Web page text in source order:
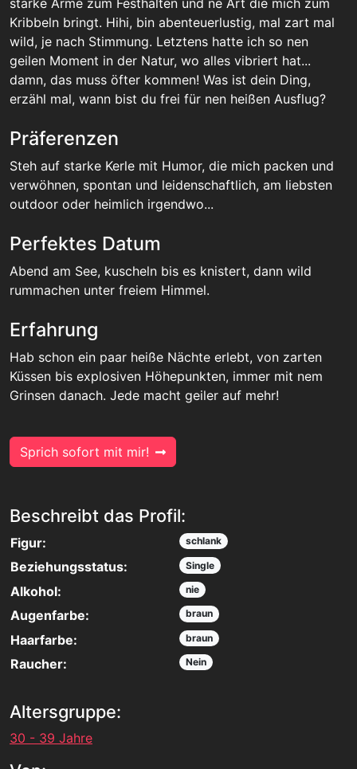
starke Arme zum Festhalten und ne Art die mich zum
Kribbeln bringt. Hihi, bin abenteuerlustig, mal zart mal
wild, je nach Stimmung. Letztens hatte ich so nen
geilen Moment in der Natur, wo alles vibriert hat...
damn, das muss öfter kommen! Was ist dein Ding,
erzähl mal, wann bist du frei für nen heißen Ausflug?
Präferenzen
Steh auf starke Kerle mit Humor, die mich packen und
verwöhnen, spontan und leidenschaftlich, am liebsten
outdoor oder heimlich irgendwo...
Perfektes Datum
Abend am See, kuscheln bis es knistert, dann wild
rummachen unter freiem Himmel.
Erfahrung
Hab schon ein paar heiße Nächte erlebt, von zarten
Küssen bis explosiven Höhepunkten, immer mit nem
Grinsen danach. Jede macht geiler auf mehr!
Sprich sofort mit mir!
Beschreibt das Profil:
Figur: schlank
Beziehungsstatus: Single
Alkohol: nie
Augenfarbe: braun
Haarfarbe: braun
Raucher: Nein
Altersgruppe:
30 - 39 Jahre